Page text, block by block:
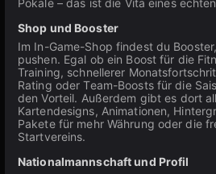
Pokale – das ist die Vita eines
Shop und Booster
Im In-Game-Shop findest du
pushen. Egal ob ein Boost für die
Training, schnellerer
Rating oder Team-Boosts für die
den Vorteil. Außerdem gibt es dort
Kartendesigns, Animationen,
Pakete für mehr Währung oder die
Startvereins.
Nationalmannschaft und Profil